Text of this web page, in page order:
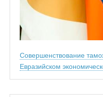
Совершенствование
Евразийском